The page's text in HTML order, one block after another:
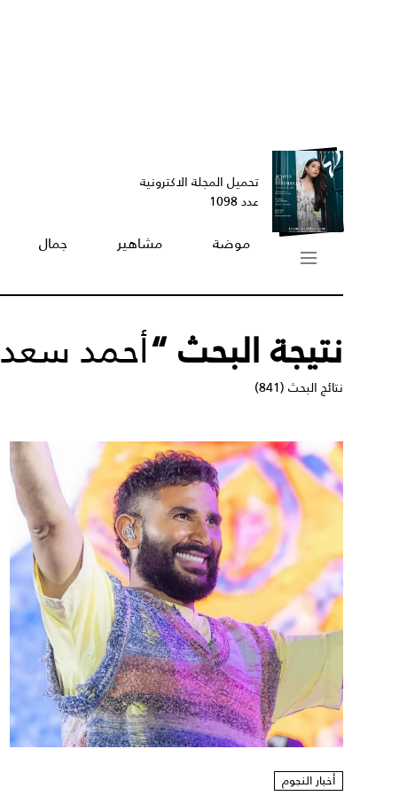
تحميل المجلة الاكترونية
عدد 1098
موضة مشاهير جمال
نتيجة البحث “أحمد سعد
نتائج البحث (841)
أخبار النجوم